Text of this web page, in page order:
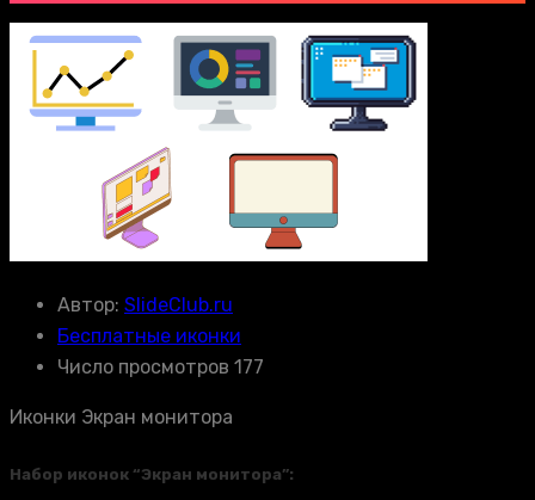
Автор: SlideClub.ru
Бесплатные иконки
Число просмотров 177
Иконки Экран монитора
Набор иконок “Экран монитора”: